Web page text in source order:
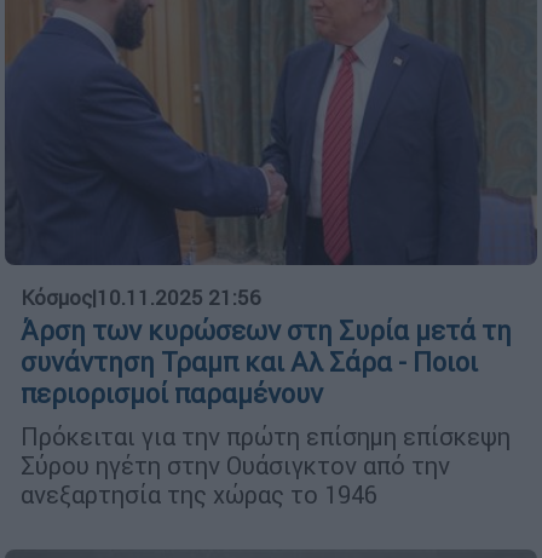
Κόσμος|10.11.2025 21:56
Άρση των κυρώσεων στη Συρία μετά τη
συνάντηση Τραμπ και Αλ Σάρα - Ποιοι
περιορισμοί παραμένουν
Πρόκειται για την πρώτη επίσημη επίσκεψη
Σύρου ηγέτη στην Ουάσιγκτον από την
ανεξαρτησία της χώρας το 1946